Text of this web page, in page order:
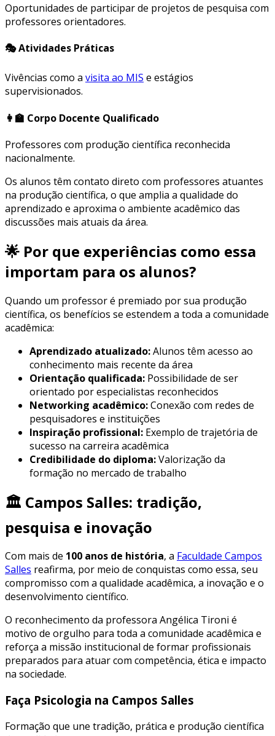
Oportunidades de participar de projetos de pesquisa com
professores orientadores.
🎭 Atividades Práticas
Vivências como a visita ao MIS e estágios
supervisionados.
👩‍🏫 Corpo Docente Qualificado
Professores com produção científica reconhecida
nacionalmente.
Os alunos têm contato direto com professores atuantes
na produção científica, o que amplia a qualidade do
aprendizado e aproxima o ambiente acadêmico das
discussões mais atuais da área.
🌟 Por que experiências como essa
importam para os alunos?
Quando um professor é premiado por sua produção
científica, os benefícios se estendem a toda a comunidade
acadêmica:
Aprendizado atualizado:Alunos têm acesso ao
conhecimento mais recente da área
Orientação qualificada: Possibilidade de ser
orientado por especialistas reconhecidos
Networking acadêmico:Conexão com redes de
pesquisadores e instituições
Inspiração profissional: Exemplo de trajetória de
sucesso na carreira acadêmica
Credibilidade do diploma:Valorização da
formação no mercado de trabalho
🏛️ Campos Salles: tradição,
pesquisa e inovação
Com mais de 100 anos de história, a Faculdade Campos
Salles reafirma, por meio de conquistas como essa, seu
compromisso com a qualidade acadêmica, a inovação e o
desenvolvimento científico.
O reconhecimento da professora Angélica Tironi é
motivo de orgulho para toda a comunidade acadêmica e
reforça a missão institucional de formar profissionais
preparados para atuar com competência, ética e impacto
na sociedade.
Faça Psicologia na Campos Salles
Formação que une tradição, prática e produção científica